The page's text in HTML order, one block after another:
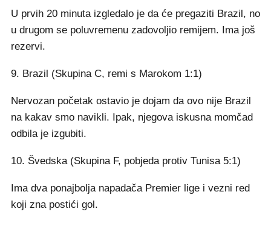
U prvih 20 minuta izgledalo je da će pregaziti Brazil, no
u drugom se poluvremenu zadovoljio remijem. Ima još
rezervi.
9. Brazil (Skupina C, remi s Marokom 1:1)
Nervozan početak ostavio je dojam da ovo nije Brazil
na kakav smo navikli. Ipak, njegova iskusna momčad
odbila je izgubiti.
10. Švedska (Skupina F, pobjeda protiv Tunisa 5:1)
Ima dva ponajbolja napadača Premier lige i vezni red
koji zna postići gol.